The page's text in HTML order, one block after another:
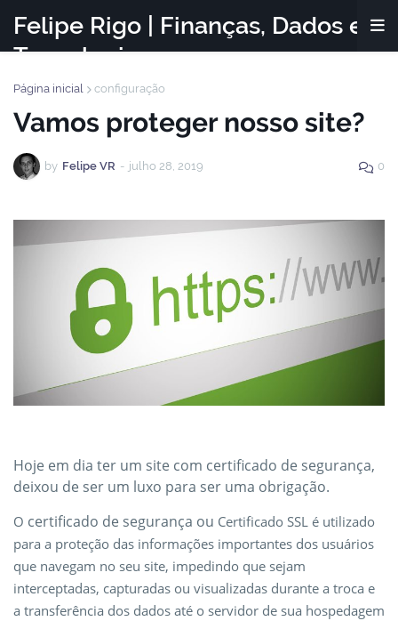
Felipe Rigo | Finanças, Dados e
Tecnologia
Página inicial configuração
Vamos proteger nosso site?
by Felipe VR - julho 28, 2019 0
Hoje em dia ter um site com certificado de segurança,
deixou de ser um luxo para ser uma obrigação.
O certificado de segurança ou Certificado SSL é utilizado
para a proteção das informações importantes dos usuários
que navegam no seu site, impedindo que sejam
interceptadas, capturadas ou visualizadas durante a troca e
a transferência dos dados até o servidor de sua hospedagem